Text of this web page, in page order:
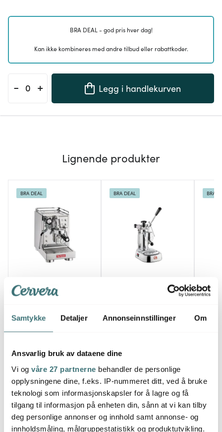
Samtykke Detaljer Annonseinnstillinger Om
Ansvarlig bruk av dataene dine
Vi og våre 27 partnerne behandler de personlige
opplysningene dine, f.eks. IP-nummeret ditt, ved å bruke
teknologi som informasjonskapsler for å lagre og få
tilgang til informasjon på enheten din, sånn at vi kan tilby
deg personlige annonser og innhold samt annonse- og
innholdsmåling, målgruppestatistikk og produktutvikling.
BRA DEAL - god pris hver dag!
Kan ikke kombineres med andre tilbud eller rabattkoder.
- + Legg i handlekurven
Lignende produkter
La Pavoni
Semi-Pro kaffemaskin
14110 kr
BRA DEAL
rustfritt stål
9995 kr
BRA DEAL
La
New
BRA
Du kanskje også liker